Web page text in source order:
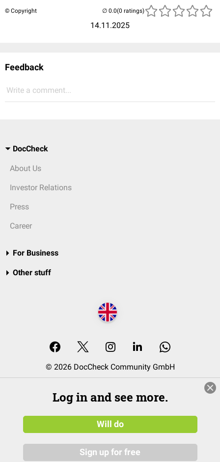
© Copyright
14.11.2025
(0 ratings)
Feedback
Write a comment...
DocCheck
About Us
Investor Relations
Press
Career
For Business
Other stuff
© 2026 DocCheck Community GmbH
Log in and see more.
Will do
Sign up for free